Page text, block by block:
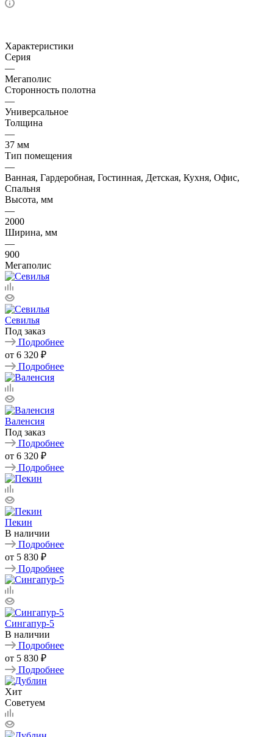
Характеристики
Серия
—
Мегаполис
Сторонность полотна
—
Универсальное
Толщина
—
37 мм
Тип помещения
—
Ванная, Гардеробная, Гостинная, Детская, Кухня, Офис,
Спальня
Высота, мм
—
2000
Ширина, мм
—
900
Мегаполис
Севилья
Под заказ
Подробнее
от 6 320 ₽
Подробнее
Валенсия
Под заказ
Подробнее
от 6 320 ₽
Подробнее
Пекин
В наличии
Подробнее
от 5 830 ₽
Подробнее
Сингапур-5
В наличии
Подробнее
от 5 830 ₽
Подробнее
Хит
Советуем